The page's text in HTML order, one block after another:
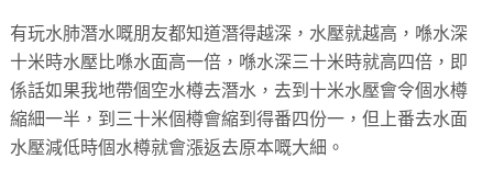
有玩水肺潛水嘅朋友都知道潛得越深，水壓就越高，喺水深
十米時水壓比喺水面高一倍，喺水深三十米時就高四倍，即
係話如果我地帶個空水樽去潛水，去到十米水壓會令個水樽
縮細一半，到三十米個樽會縮到得番四份一，但上番去水面
水壓減低時個水樽就會漲返去原本嘅大細。